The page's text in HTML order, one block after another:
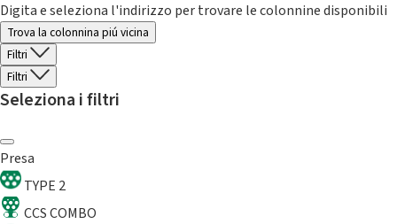
Digita e seleziona l'indirizzo per trovare le colonnine disponibili
Trova la colonnina piú vicina
Filtri
Filtri
Seleziona i filtri
Presa
TYPE 2
CCS COMBO